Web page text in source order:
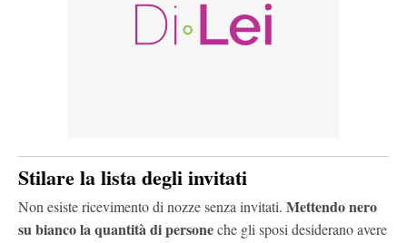
Stilare la lista degli invitati
Non esiste ricevimento di nozze senza invitati. Mettendo nero
su bianco la quantità di personeche gli sposi desiderano avere